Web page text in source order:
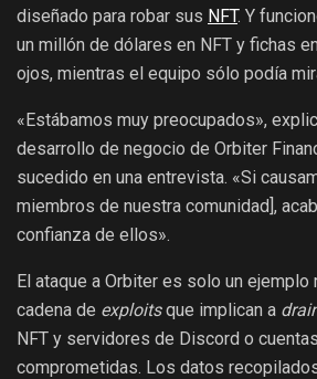
diseñado para robar sus NFT. Y
un millón de dólares en NFT y fichas
ojos, mientras el equipo sólo podía
«Estábamos muy preocupados»,
desarrollo de negocio de Orbiter
sucedido en una entrevista. «Si
miembros de nuestra comunidad],
confianza de ellos».
El ataque a Orbiter es solo un ejemplo
cadena de exploitsque implican a
NFT y servidores de Discord o
comprometidas. Los datos